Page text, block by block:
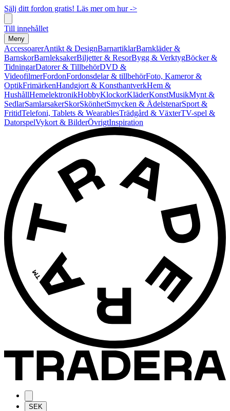
Sälj ditt fordon gratis! Läs mer om hur ->
Till innehållet
Meny
AccessoarerAntikt & DesignBarnartiklarBarnkläder &
BarnskorBarnleksakerBiljetter & ResorBygg & VerktygBöcker &
TidningarDatorer & TillbehörDVD &
VideofilmerFordonFordonsdelar & tillbehörFoto, Kameror &
OptikFrimärkenHandgjort & KonsthantverkHem &
HushållHemelektronikHobbyKlockorKläderKonstMusikMynt &
SedlarSamlarsakerSkorSkönhetSmycken & ÄdelstenarSport &
FritidTelefoni, Tablets & WearablesTrädgård & VäxterTV-spel &
DatorspelVykort & BilderÖvrigtInspiration
SEK